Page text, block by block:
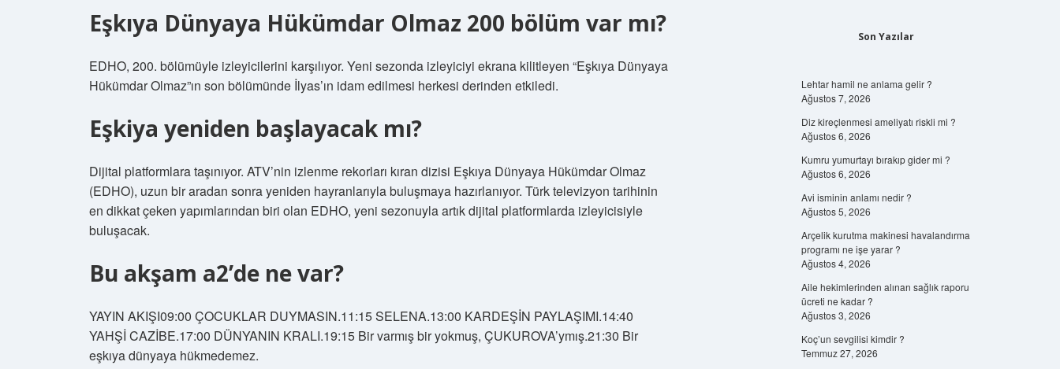
Eşkıya Dünyaya Hükümdar Olmaz 200 bölüm var mı?
EDHO, 200. bölümüyle izleyicilerini karşılıyor. Yeni sezonda izleyiciyi ekrana kilitleyen “Eşkıya Dünyaya
Hükümdar Olmaz”ın son bölümünde İlyas’ın idam edilmesi herkesi derinden etkiledi.
Eşkiya yeniden başlayacak mı?
Dijital platformlara taşınıyor. ATV’nin izlenme rekorları kıran dizisi Eşkıya Dünyaya Hükümdar Olmaz
(EDHO), uzun bir aradan sonra yeniden hayranlarıyla buluşmaya hazırlanıyor. Türk televizyon tarihinin
en dikkat çeken yapımlarından biri olan EDHO, yeni sezonuyla artık dijital platformlarda izleyicisiyle
buluşacak.
Bu akşam a2’de ne var?
YAYIN AKIŞI09:00 ÇOCUKLAR DUYMASIN.11:15 SELENA.13:00 KARDEŞİN PAYLAŞIMI.14:40
YAHŞİ CAZİBE.17:00 DÜNYANIN KRALI.19:15 Bir varmış bir yokmuş, ÇUKUROVA’ymış.21:30 Bir
eşkıya dünyaya hükmedemez.
Son Yazılar
Lehtar hamil ne anlama gelir ?
Ağustos 7, 2026
Diz kireçlenmesi ameliyatı riskli mi ?
Ağustos 6, 2026
Kumru yumurtayı bırakıp gider mi ?
Ağustos 6, 2026
Avi isminin anlamı nedir ?
Ağustos 5, 2026
Arçelik kurutma makinesi havalandırma
programı ne işe yarar ?
Ağustos 4, 2026
Aile hekimlerinden alınan sağlık raporu
ücreti ne kadar ?
Ağustos 3, 2026
Koç’un sevgilisi kimdir ?
Temmuz 27, 2026